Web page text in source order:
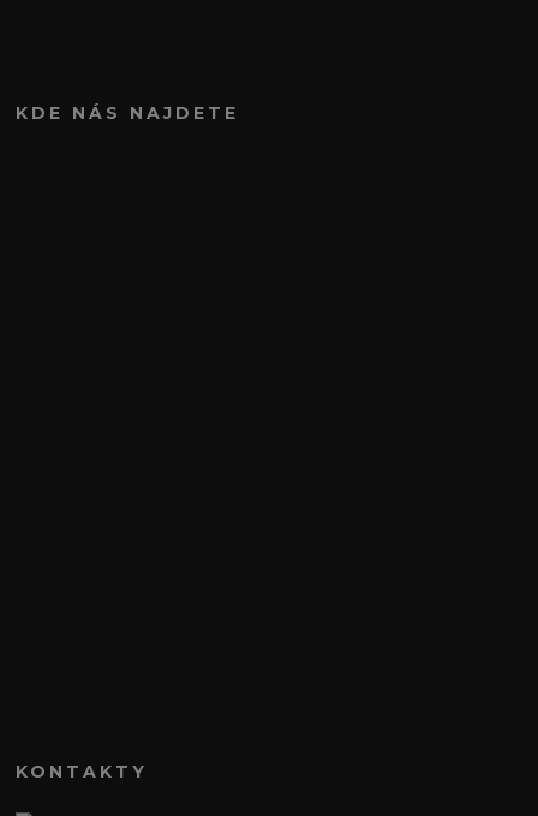
KDE NÁS NAJDETE
KONTAKTY